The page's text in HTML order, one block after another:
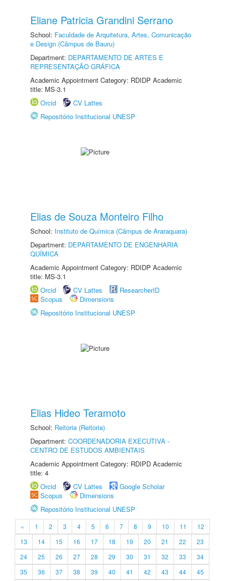
Eliane Patricia Grandini Serrano
School: Faculdade de Arquitetura, Artes, Comunicação
e Design (Câmpus de Bauru)
Department: DEPARTAMENTO DE ARTES E
REPRESENTAÇÃO GRÁFICA
Academic Appointment Category: RDIDP Academic
title: MS-3.1
Orcid
CV Lattes
Repositório Institucional UNESP
Elias de Souza Monteiro Filho
School: Instituto de Química (Câmpus de Araraquara)
Department: DEPARTAMENTO DE ENGENHARIA
QUÍMICA
Academic Appointment Category: RDIDP Academic
title: MS-3.1
Orcid
CV Lattes
ResearcherID
Scopus
Dimensions
Repositório Institucional UNESP
Elias Hideo Teramoto
School: Reitoria (Reitoria)
Department: COORDENADORIA EXECUTIVA -
CENTRO DE ESTUDOS AMBIENTAIS
Academic Appointment Category: RDIPD Academic
title: 4
Orcid
CV Lattes
Google Scholar
Scopus
Dimensions
Repositório Institucional UNESP
« 1 2 3 4 5 6 7 8 9 10 11
12
13
14 15 16 17 18 19 20 21 22
23
24
25 26 27 28 29 30 31 32 33
34
35
36 37 38 39 40 41 42 43 44
45